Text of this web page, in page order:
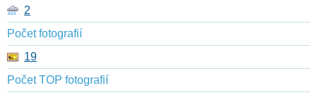
2
Počet fotografií
19
Počet TOP fotografií